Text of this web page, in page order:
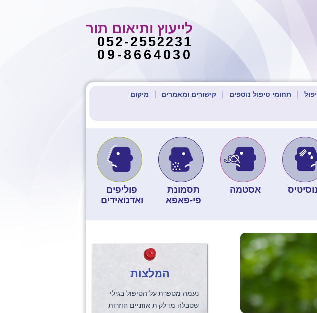
לייעוץ ותיאום תור
052-2552231
09-8664030
תחומי טיפול נוספים קישורים ומאמרים מיקום
אסטמה
תסמונת
פי-פאפא
פוליפים
ואדנואידים
המלצות
נעמה מספרת על הטיפול בגילי
שסבלה מדלקות אוזניים חוזרות